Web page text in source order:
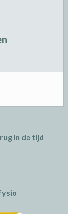
in de tijd